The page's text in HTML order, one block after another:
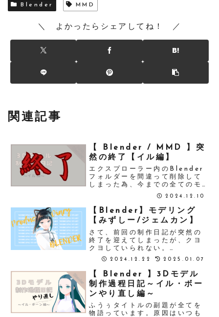
Blender MMD
＼ よかったらシェアしてね！ ／
関連記事
【 Blender / MMD 】突
然の終了【イル編】
エクスプローラー内のBlender
フォルダーを間違って削除して
しまった為、今までの全てのモ
デルデータが無くなってしまい
始めていたのに、終了です。フ
ォルダのデータ量が大きかった
から、ゴミ箱にも入らずに完全
に削除し...
2024.12.10
【Blender】モデリング
【みずしー/ジェムカン】
さて、前回の制作日記が突然の
終了を迎えてしまったが、クヨ
クヨしていられない。
Blender4.3をダウンロードす
顔、体、手、ボーンなどの基礎
オブジェクトを作成。遂に次の
プロジェクトに着手を始めた。
水科葵である。可愛...
2024.12.22 2025.01.07
【 Blender 】3Dモデル
制作過程日記～イル・ボー
ンやり直し編～
ふうぅタイトルの副題が全てを
物語っています。原因はいつも